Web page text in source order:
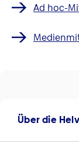
Ad hoc-
Über die